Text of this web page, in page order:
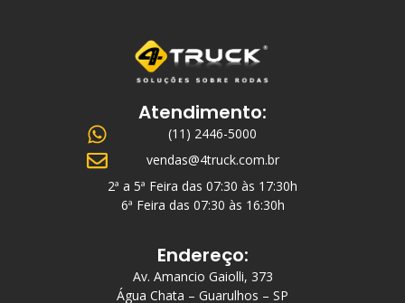
Atendimento:
(11) 2446-5000
vendas@4truck.com.br
2ª a 5ª Feira das 07:30 às 17:30h
6ª Feira das 07:30 às 16:30h
Endereço:
Av. Amancio Gaiolli, 373
Água Chata – Guarulhos – SP